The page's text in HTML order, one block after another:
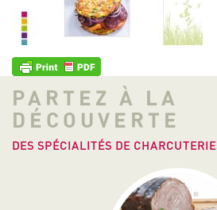
PARTEZ À LA
DÉCOUVERTE
DES SPÉCIALITÉS DE CHARCUTERIE